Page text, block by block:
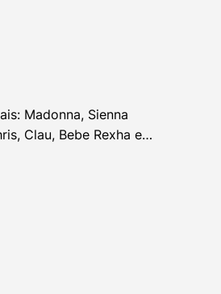
Madonna, Sienna
Clau, Bebe Rexha e